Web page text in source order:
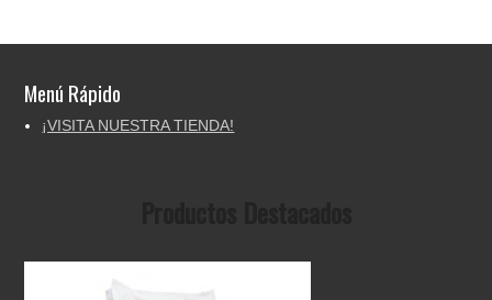
Menú Rápido
¡VISITA NUESTRA TIENDA!